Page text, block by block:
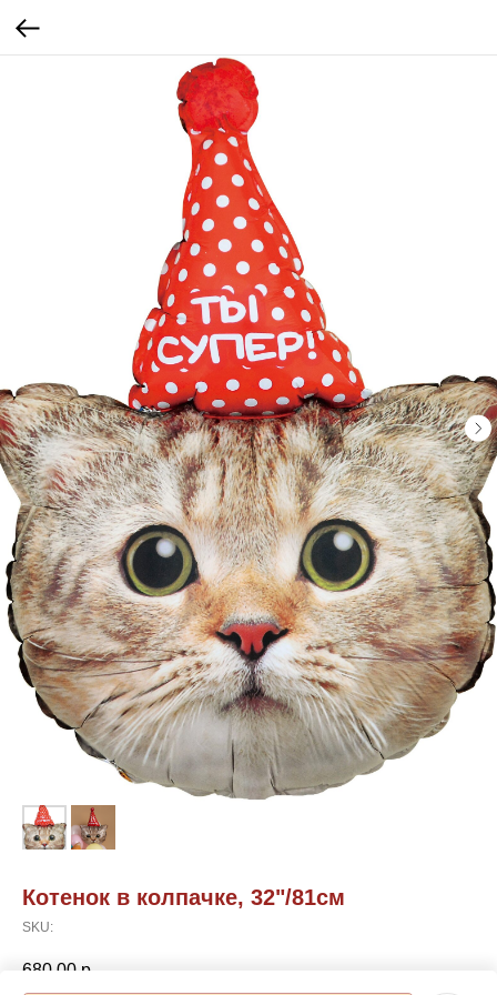
Котенок в колпачке, 32"/81см
SKU:
680,00 р.